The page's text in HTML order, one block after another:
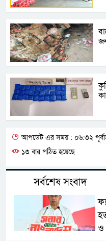
আপডেট এর সময় : ০৬:৩২
১৩ বার পঠিত হয়েছে
সর্বশেষ সংবাদ
ও